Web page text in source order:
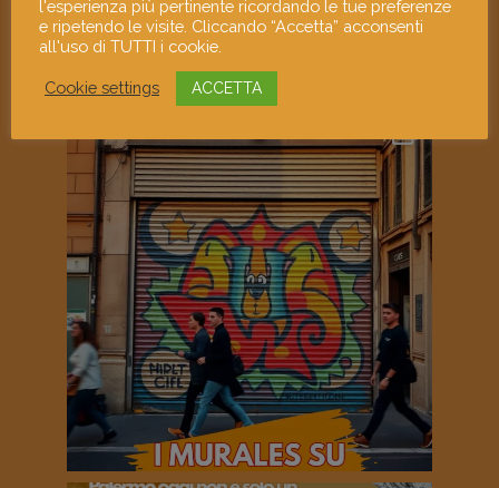
l'esperienza più pertinente ricordando le tue preferenze
e ripetendo le visite. Cliccando “Accetta” acconsenti
all'uso di TUTTI i cookie.
Cookie settings ACCETTA